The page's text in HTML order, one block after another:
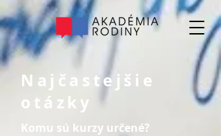
Najčastejšie
otázky
Komu sú kurzy určené?